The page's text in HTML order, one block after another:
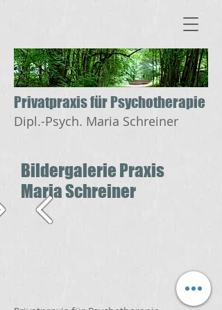
​​​​​​​Privatpraxis für Psychotherapie
Dipl.-Psych. Maria Schreiner
Bildergalerie Praxis
Maria Schreiner